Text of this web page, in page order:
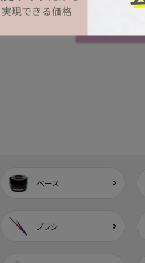
ベース
ブラシ